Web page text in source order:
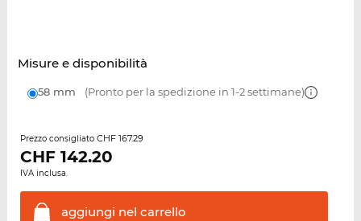
Misure e disponibilità
58 mm (Pronto per la spedizione in 1-2 settimane)
Prezzo consigliato CHF 167.29
CHF 142.20
IVA inclusa.
aggiungi nel carrello